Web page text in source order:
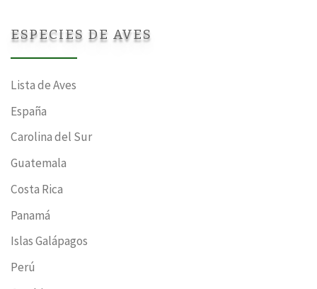
ESPECIES DE AVES
Lista de Aves
España
Carolina del Sur
Guatemala
Costa Rica
Panamá
Islas Galápagos
Perú